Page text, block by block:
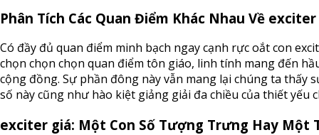
Phân Tích Các Quan Điểm Khác Nhau Về
Có đầy đủ quan điểm minh bạch ngay cạnh rực oắt con
chọn chọn chọn quan điểm tôn giáo, linh tính mang đến
cộng đồng. Sự phần đông này vẫn mang lại chúng ta thấy
số này cũng như hào kiệt giảng giải đa chiều của thiết yếu
exciter giá: Một Con Số Tượng Trưng Hay Một